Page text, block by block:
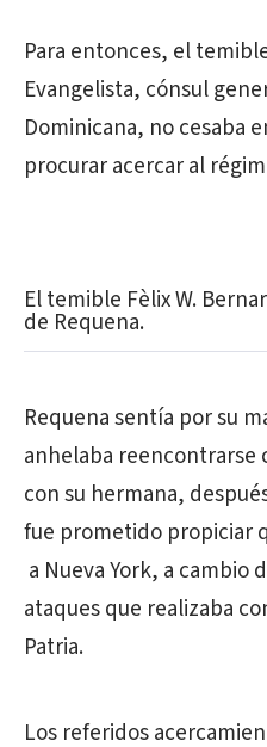
Para entonces, el
Evangelista, cónsul
Dominicana, no cesaba
procurar acercar al
El temible Fèlix W.
de Requena.
Requena sentía por su
anhelaba reencontrarse
con su hermana,
fue prometido propiciar
a Nueva York, a cambio
ataques que realizaba
Patria.
Los referidos